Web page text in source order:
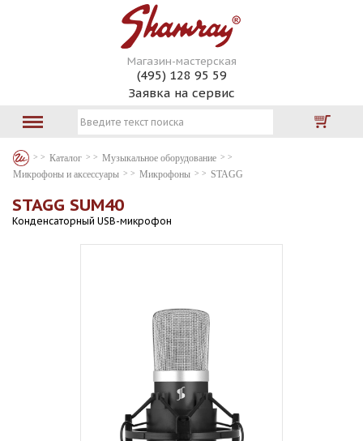
Магазин-мастерская
(495) 128 95 59
Заявка на сервис
Каталог
Музыкальное оборудование
Микрофоны и аксессуары
Микрофоны STAGG
STAGG SUM40
Конденсаторный USB-микрофон